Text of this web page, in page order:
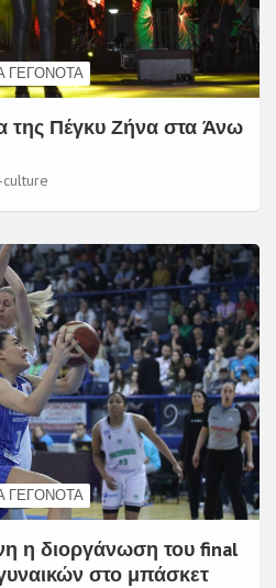
ΓΕΓΟΝΌΤΑ
της Πέγκυ Ζήνα στα Άνω
ΓΕΓΟΝΌΤΑ
η διοργάνωση του final
στο μπάσκετ